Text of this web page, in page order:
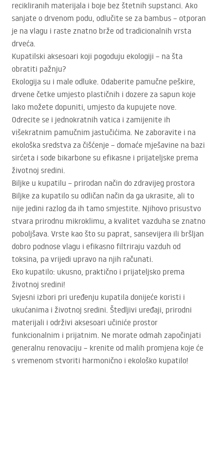
recikliranih materijala i boje bez štetnih supstanci. Ako
sanjate o drvenom podu, odlučite se za bambus – otporan
je na vlagu i raste znatno brže od tradicionalnih vrsta
drveća.
Kupatilski aksesoari koji pogoduju ekologiji – na šta
obratiti pažnju?
Ekologija su i male odluke. Odaberite pamučne peškire,
drvene četke umjesto plastičnih i dozere za sapun koje
lako možete dopuniti, umjesto da kupujete nove.
Odrecite se i jednokratnih vatica i zamijenite ih
višekratnim pamučnim jastučićima. Ne zaboravite i na
ekološka sredstva za čišćenje – domaće mješavine na bazi
sirćeta i sode bikarbone su efikasne i prijateljske prema
životnoj sredini.
Biljke u kupatilu – prirodan način do zdravijeg prostora
Biljke za kupatilo su odličan način da ga ukrasite, ali to
nije jedini razlog da ih tamo smjestite. Njihovo prisustvo
stvara prirodnu mikroklimu, a kvalitet vazduha se znatno
poboljšava. Vrste kao što su paprat, sansevijera ili bršljan
dobro podnose vlagu i efikasno filtriraju vazduh od
toksina, pa vrijedi upravo na njih računati.
Eko kupatilo: ukusno, praktično i prijateljsko prema
životnoj sredini!
Svjesni izbori pri uređenju kupatila donijeće koristi i
ukućanima i životnoj sredini. Štedljivi uređaji, prirodni
materijali i održivi aksesoari učiniće prostor
funkcionalnim i prijatnim. Ne morate odmah započinjati
generalnu renovaciju – krenite od malih promjena koje će
s vremenom stvoriti harmonično i ekološko kupatilo!